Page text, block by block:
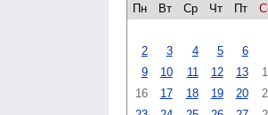
Пн
Вт Ср Чт Пт
2
3 4 5 6
9
10 11 12 13
16
17 18 19 20